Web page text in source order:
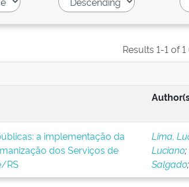
Results 1-1 of
a implementação da
dos Serviços de
RS
Lima,
Luciano;
Salgado;